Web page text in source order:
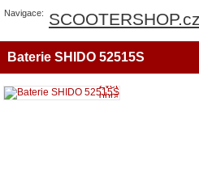
Navigace:
Baterie SHIDO 52515S
Zvětšit
obrázek